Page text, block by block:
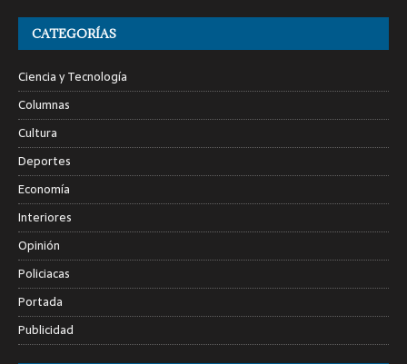
CATEGORÍAS
Ciencia y Tecnología
Columnas
Cultura
Deportes
Economía
Interiores
Opinión
Policiacas
Portada
Publicidad